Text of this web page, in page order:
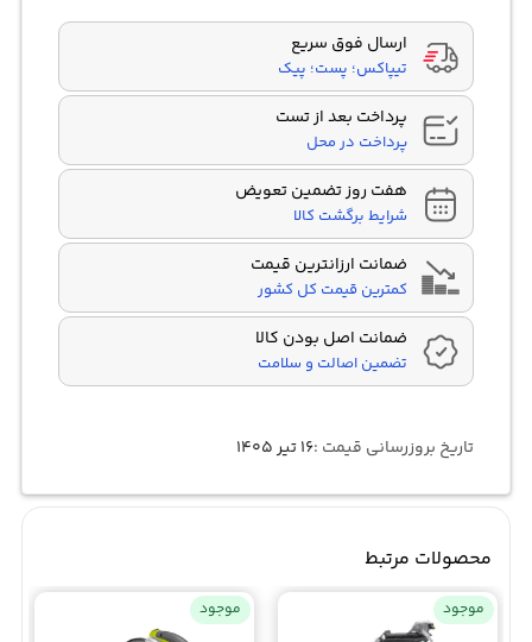
ارسال فوق سریع
تیپاکس؛ پست؛ پیک
پرداخت بعد از تست
پرداخت در محل
هفت روز تضمین تعویض
شرایط برگشت کالا
ضمانت ارزانترین قیمت
کمترین قیمت کل کشور
ضمانت اصل بودن کالا
تضمین اصالت و سلامت
تاریخ بروزرسانی قیمت :۱۶ تیر ۱۴۰۵
محصولات مرتبط
موجود موجود